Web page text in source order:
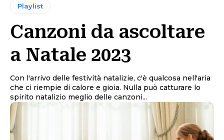
Playlist
Canzoni da ascoltare
a Natale 2023
Con l'arrivo delle festività natalizie, c'è qualcosa nell'aria
che ci riempie di calore e gioia. Nulla può catturare lo
spirito natalizio meglio delle canzoni...